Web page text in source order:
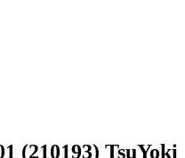
(210193) TsuYoki